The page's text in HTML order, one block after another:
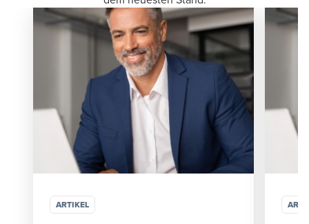
Arbeitstage vor der Veranstaltung
stellt BDO 50 % der Teilnahmegebühr
in Rechnung. Für spätere
Abmeldungen verrechnen wir die
gesamte Teilnahmegebühr.
ARTIKEL